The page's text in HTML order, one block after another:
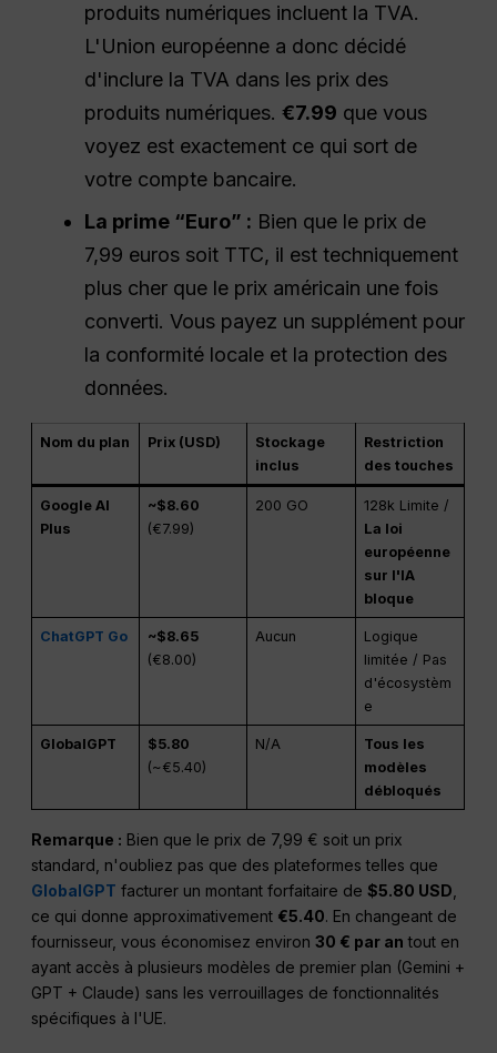
produits numériques incluent la TVA.
L'Union européenne a donc décidé
d'inclure la TVA dans les prix des
produits numériques.€7.99 que vous
voyez est exactement ce qui sort de
votre compte bancaire.
La prime “Euro” : Bien que le prix de
7,99 euros soit TTC, il est techniquement
plus cher que le prix américain une fois
converti. Vous payez un supplément pour
la conformité locale et la protection des
données.
Nom du plan Prix (USD)
Stockage
inclus
Restriction
des touches
Google AI
Plus
~$8.60
(€7.99)
200 GO
128k Limite /
La loi
européenne
sur l'IA
bloque
ChatGPT Go
~$8.65
(€8.00)
Aucun
Logique
limitée / Pas
d'écosystèm
e
GlobalGPT
$5.80
(~€5.40)
N/A
Tous les
modèles
débloqués
Remarque : Bien que le prix de 7,99 € soit un prix
standard, n'oubliez pas que des plateformes telles que
GlobalGPT facturer un montant forfaitaire de$5.80 USD
ce qui donne approximativement €5.40. En changeant de
fournisseur, vous économisez environ30 € par an tout en
ayant accès à plusieurs modèles de premier plan (Gemini +
GPT + Claude) sans les verrouillages de fonctionnalités
spécifiques à l'UE.